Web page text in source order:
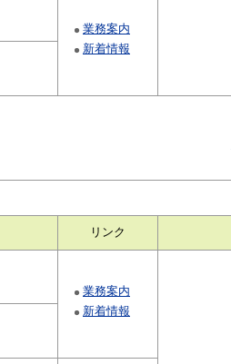
業務案内
新着情報
リンク
業務案内
新着情報